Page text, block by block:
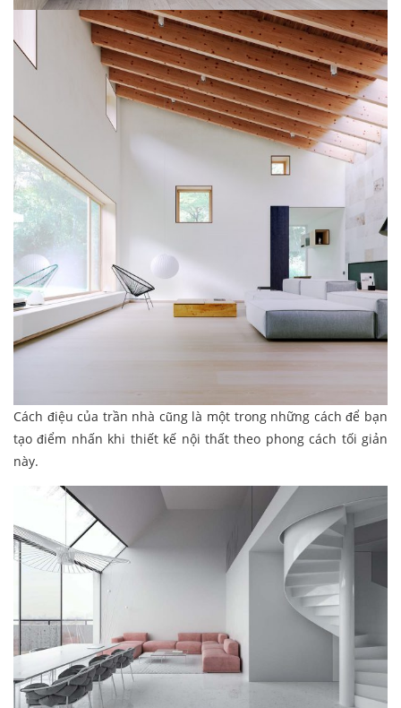
Cách điệu của trần nhà cũng là một trong những cách để bạn
tạo điểm nhấn khi thiết kế nội thất theo phong cách tối giản
này.